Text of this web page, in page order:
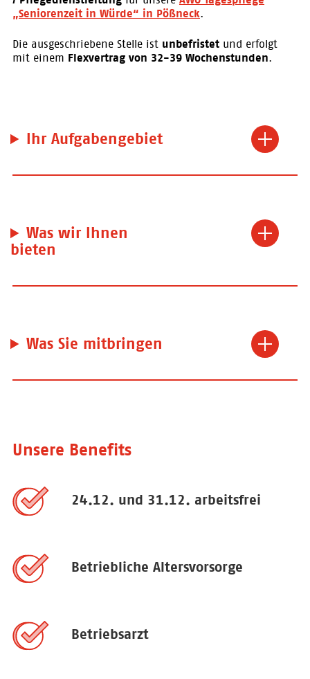
„Seniorenzeit in Würde“ in Pößneck.
Die ausgeschriebene Stelle ist unbefristet und erfolgt
mit einem Flexvertrag von 32-39 Wochenstunden.
Ihr Aufgabengebiet
Was wir Ihnen
bieten
Was Sie mitbringen
Unsere Benefits
24.12. und 31.12. arbeitsfrei
Betriebliche Altersvorsorge
Betriebsarzt